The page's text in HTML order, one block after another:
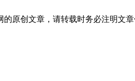
原创文章，请转载时务必注明文